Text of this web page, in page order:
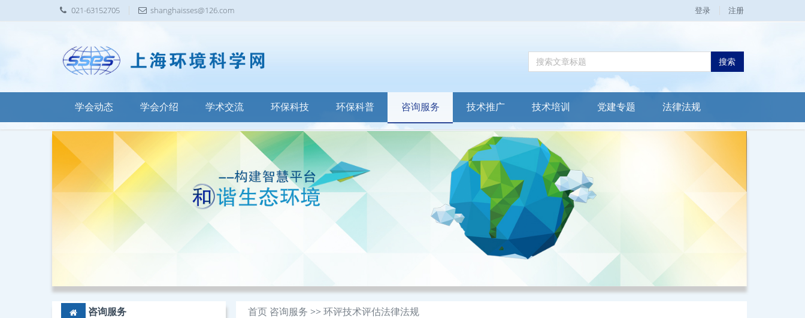
021-63152705 shanghaisses@126.com 登录 注册
搜索
学会动态 学会介绍 学术交流 环保科技 环保科普 咨询服务 技术推广 技术培训 党建专题 法律法规
咨询服务 首页 咨询服务 >>环评技术评估法律法规